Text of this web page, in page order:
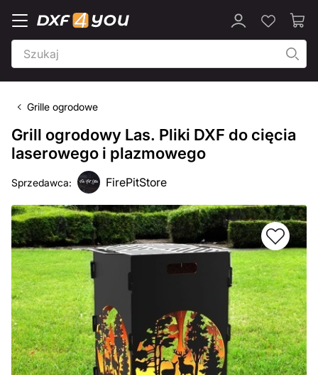
Grille ogrodowe
Grill ogrodowy Las. Pliki DXF do cięcia
laserowego i plazmowego
Sprzedawca: FirePitStore